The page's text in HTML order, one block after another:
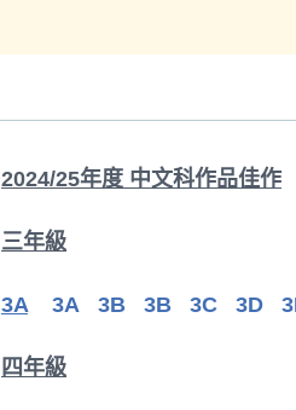
2024/25年度 中文科作品佳作
三年級
3A 3A 3B 3B 3C 3D
四年級